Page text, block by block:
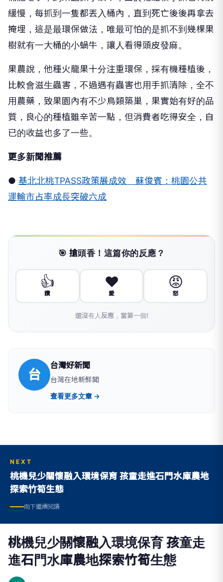
緩慢，每抓到一隻都丟入桶內，直到死亡後後再拿去
掩埋，這是最環保做法，唯最可怕的是抓不到幾棵果
樹就有一大桶的小蝸牛，讓人看得頭皮發麻。
果農說，他種火龍果十分注重環保，採有機種植後，
比較會滋生蟲害，不過遇有蟲害也用手抓清除，全不
用農藥，致果園內有不少鳥類築巢，果實始有好的品
質，良心的種植雖辛苦一點，但消費者吃得安全，自
已的收益也多了一些。
更多新聞推薦
● 基北北桃TPASS政策展成效 蘇俊賓：桃園公共
運輸市占率成長突破六成
🎯 搶頭香！這篇你的反應？
👍
讚
❤️
愛
😡
怒
還沒有人反應，當第一個!
台
台灣好新聞
台灣在地新鮮聞
查看更多文章 →
NEXT
桃機兒少關懷融入環境保育 孩童走進石門水庫農地
探索竹筍生態
向下繼續閱讀
桃機兒少關懷融入環境保育 孩童走
進石門水庫農地探索竹筍生態